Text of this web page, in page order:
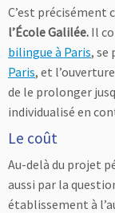
C’est précisément
l’École Galilée. Il
bilingue à Paris, se
Paris, et l’ouverture
de le prolonger
individualisé en
Le coût
Au-delà du projet
aussi par la
établissement à